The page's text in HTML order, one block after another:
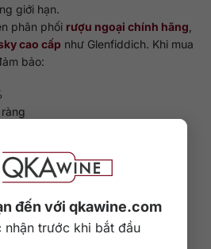
đến với qkawine.com
nhận trước khi bắt đầu
giới hạn.
phân phối rượu ngoại chính hãng,
cao cấp như Glenfiddich. Khi mua
bảo:
chuyên sâu từng dòng
theo số
QKAWineđể nhận ưu